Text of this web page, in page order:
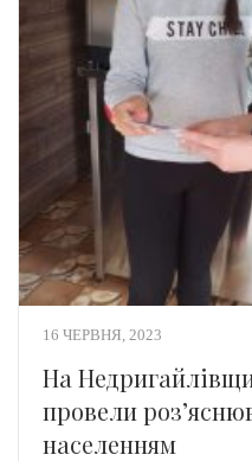
16 ЧЕРВНЯ, 2023
На
провели
населенням